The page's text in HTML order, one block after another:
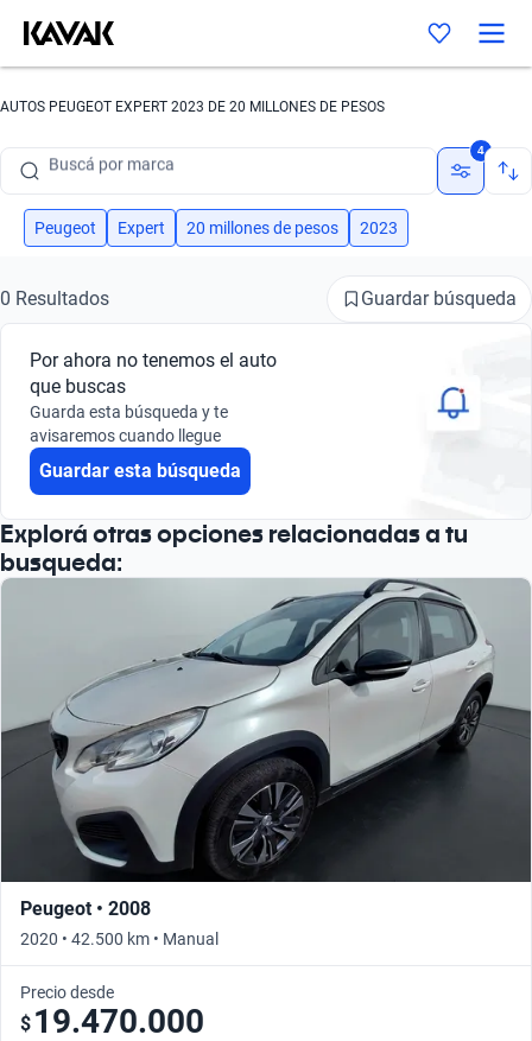
AUTOS PEUGEOT EXPERT 2023 DE 20 MILLONES DE PESOS
Buscá por modelo
Buscá por versión
Buscá por marca
Buscá por modelo
Buscá por versión
4
Peugeot Expert 20 millones de pesos 2023
0 Resultados Guardar búsqueda
Por ahora no tenemos el auto
que buscas
Guarda esta búsqueda y te
avisaremos cuando llegue
Guardar esta búsqueda
Explorá otras opciones relacionadas a tu
busqueda:
Peugeot • 2008
2020 • 42.500 km • Manual
Precio desde
$ 19.470.000